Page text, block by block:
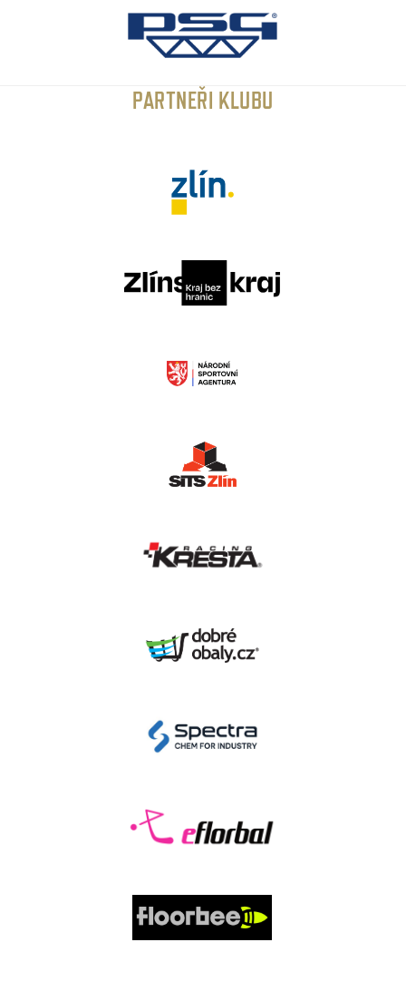
PARTNEŘI KLUBU